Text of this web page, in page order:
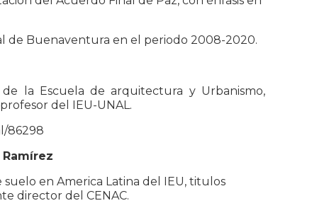
de Buenaventura en el periodo 2008-2020.
la Escuela de arquitectura y Urbanismo,
del IEU-UNAL.
86298
suelo en America Latina del IEU, titulos
director del CENAC.